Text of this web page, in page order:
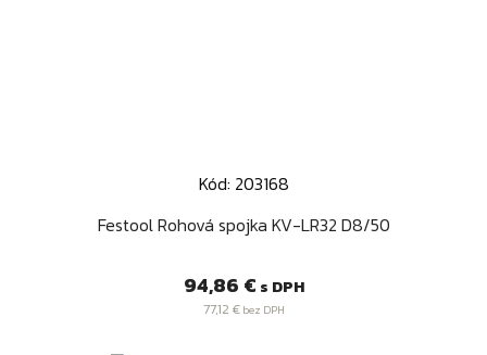
Kód: 203168
Festool Rohová spojka KV-LR32 D8/50
Cena
94,86 € s DPH
77,12 €bez DPH